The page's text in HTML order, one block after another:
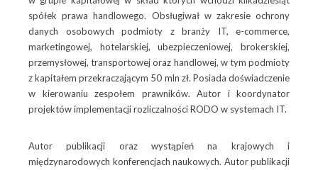
spółek prawa handlowego. Obsługiwał w zakresie ochrony
danych osobowych podmioty z branży IT, e-commerce,
marketingowej, hotelarskiej, ubezpieczeniowej, brokerskiej,
przemysłowej, transportowej oraz handlowej, w tym podmioty
z kapitałem przekraczającym 50 mln zł. Posiada doświadczenie
w kierowaniu zespołem prawników. Autor i koordynator
projektów implementacji rozliczalności RODO w systemach IT.
Autor publikacji oraz wystąpień na krajowych i
międzynarodowych konferencjach naukowych. Autor publikacji